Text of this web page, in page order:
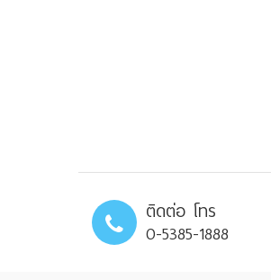
ติดต่อ โทร
0-5385-1888